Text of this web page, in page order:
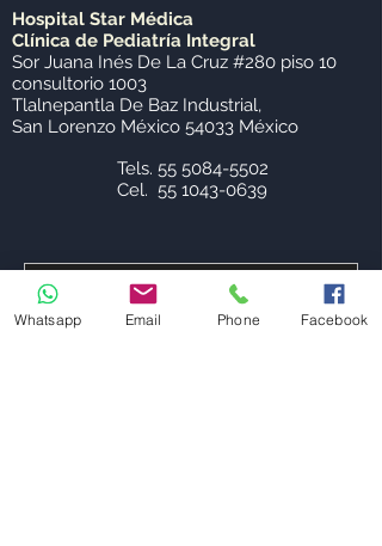
Hospital Star Médica
Clínica de Pediatría Integral
Sor Juana Inés De La Cruz #280 piso 10
consultorio 1003
Tlalnepantla De Baz Industrial,
San Lorenzo México 54033 México
Tels. 55 5084-5502
Cel. 55 1043-0639
Whatsapp Email Phone Facebook